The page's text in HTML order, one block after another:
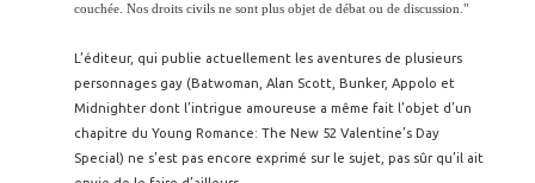
couchée. Nos droits civils ne sont plus objet de débat ou de discussion."
L’éditeur, qui publie actuellement les aventures de plusieurs
personnages gay (Batwoman, Alan Scott, Bunker, Appolo et
Midnighter dont l’intrigue amoureuse a même fait l’objet d’un
chapitre du Young Romance: The New 52 Valentine’s Day
Special) ne s’est pas encore exprimé sur le sujet, pas sûr qu’il ait